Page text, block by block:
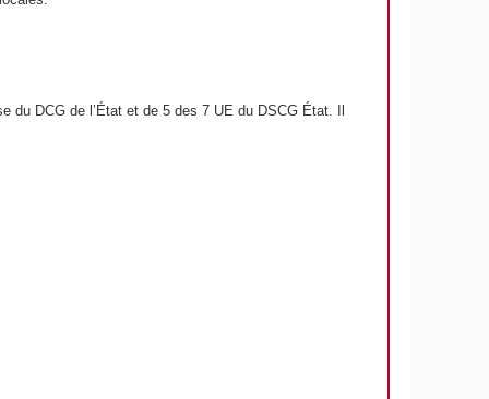
du DCG de l’État et de 5 des 7 UE du DSCG État. Il